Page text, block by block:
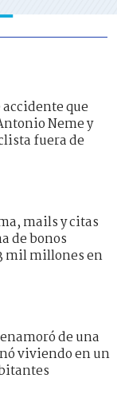
accidente que
Neme y
fuera de
mails y citas
de bonos
mil millones en
de una
viviendo en un